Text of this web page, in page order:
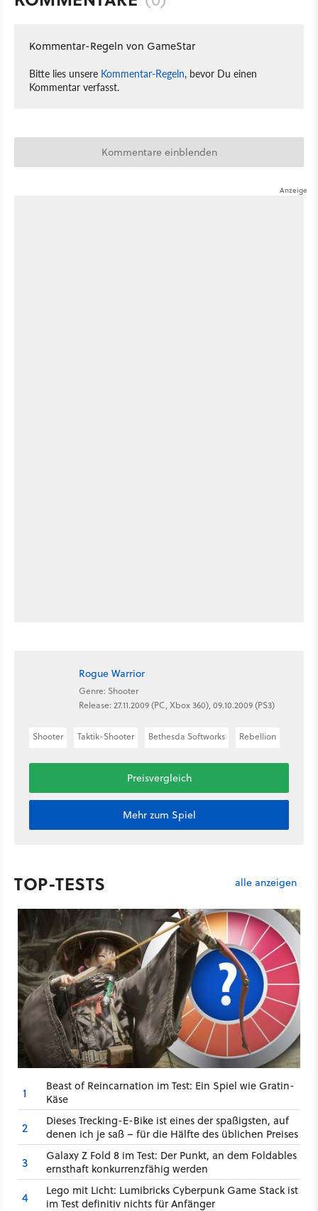
Kommentar-Regeln von GameStar
Bitte lies unsere Kommentar-Regeln, bevor Du einen
Kommentar verfasst.
Kommentare einblenden
Rogue Warrior
Genre: Shooter
Release: 27.11.2009 (PC, Xbox 360), 09.10.2009 (PS3)
Shooter Taktik-Shooter Bethesda Softworks Rebellion
Preisvergleich
Mehr zum Spiel
TOP-TESTS alle anzeigen
1
Beast of Reincarnation im Test: Ein Spiel wie Gratin-
Käse
2
Dieses Trecking-E-Bike ist eines der spaßigsten, auf
denen ich je saß – für die Hälfte des üblichen Preises
3
Galaxy Z Fold 8 im Test: Der Punkt, an dem Foldables
ernsthaft konkurrenzfähig werden
4
Lego mit Licht: Lumibricks Cyberpunk Game Stack ist
im Test definitiv nichts für Anfänger